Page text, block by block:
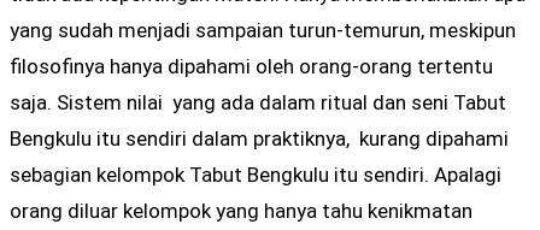
yang sudah menjadi sampaian turun-temurun, meskipun
filosofinya hanya dipahami oleh orang-orang tertentu
saja. Sistem nilai yang ada dalam ritual dan seni Tabut
Bengkulu itu sendiri dalam praktiknya, kurang dipahami
sebagian kelompok Tabut Bengkulu itu sendiri. Apalagi
orang diluar kelompok yang hanya tahu kenikmatan